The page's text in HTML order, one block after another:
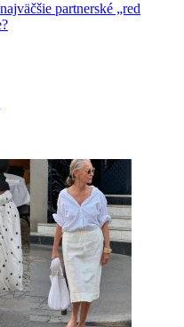
partnerské „red